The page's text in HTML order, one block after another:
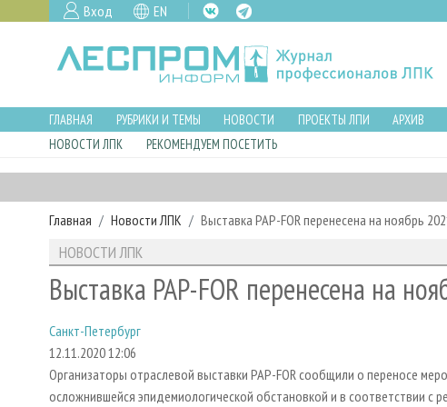
Вход EN
ГЛАВНАЯ РУБРИКИ И ТЕМЫ НОВОСТИ ПРОЕКТЫ ЛПИ АРХИВ
НОВОСТИ ЛПК
РЕКОМЕНДУЕМ ПОСЕТИТЬ
Главная Новости ЛПК Выставка PAP-FOR перенесена на ноябрь
НОВОСТИ ЛПК
Выставка PAP-FOR перенесена на
Санкт-Петербург
12.11.2020 12:06
Организаторы отраслевой выставки PAP-FOR сообщили о переносе
осложнившейся эпидемиологической обстановкой и в соответствии с